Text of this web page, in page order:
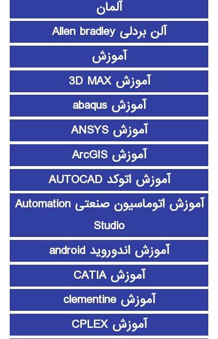
آلمان
آلن بردلی Allen bradley
آموزش
آموزش 3D MAX
آموزش abaqus
آموزش ANSYS
آموزش ArcGIS
آموزش اتوکد AUTOCAD
آموزش اتوماسیون صنعتی Automation
Studio
آموزش اندوروید android
آموزش CATIA
آموزش clementine
آموزش CPLEX